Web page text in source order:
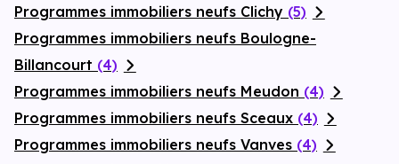
Programmes immobiliers neufs Clichy (5)
Programmes immobiliers neufs Boulogne-
Billancourt (4)
Programmes immobiliers neufs Meudon (4)
Programmes immobiliers neufs Sceaux (4)
Programmes immobiliers neufs Vanves (4)